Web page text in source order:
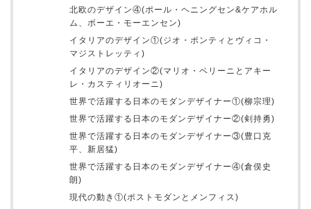
北欧のデザイン④(ポール・ヘニングセン&ケアホル
ム、ボーエ・モーエンセン)
イタリアのデザイン①(ジオ・ポンティとヴィコ・
マジストレッティ)
イタリアのデザイン②(マリオ・ベリーニとアキー
レ・カスティリオーニ)
世界で活躍する日本のモダンデザイナー①(柳宗理)
世界で活躍する日本のモダンデザイナー②(剣持勇)
世界で活躍する日本のモダンデザイナー③(豊口克
平、新居猛)
世界で活躍する日本のモダンデザイナー④(倉俣史
朗)
現代の動き①(ポストモダンとメンフィス)